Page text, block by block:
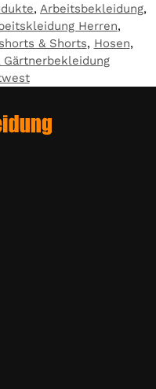
, Arbeitsbekleidung,
Herren,
& Shorts, Hosen,
Gärtnerbekleidung